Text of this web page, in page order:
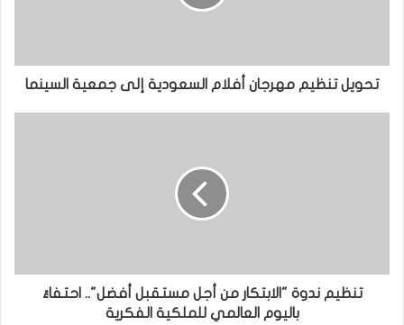
تحويل تنظيم مهرجان أفلام السعودية إلى جمعية السينما
تنظيم ندوة "الابتكار من أجل مستقبل أفضل".. احتفاءً
باليوم العالمي للملكية الفكرية